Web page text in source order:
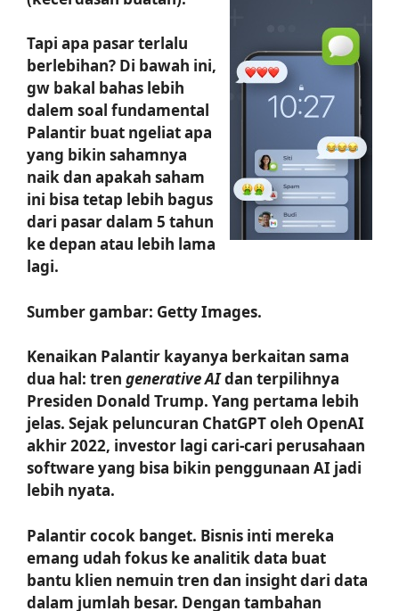
Tapi apa pasar terlalu
berlebihan? Di bawah ini,
gw bakal bahas lebih
dalem soal fundamental
Palantir buat ngeliat apa
yang bikin sahamnya
naik dan apakah saham
ini bisa tetap lebih bagus
dari pasar dalam 5 tahun
ke depan atau lebih lama
lagi.
Sumber gambar: Getty Images.
Kenaikan Palantir kayanya berkaitan sama
dua hal: tren generative AIdan terpilihnya
Presiden Donald Trump. Yang pertama lebih
jelas. Sejak peluncuran ChatGPT oleh OpenAI
akhir 2022, investor lagi cari-cari perusahaan
software yang bisa bikin penggunaan AI jadi
lebih nyata.
Palantir cocok banget. Bisnis inti mereka
emang udah fokus ke analitik data buat
bantu klien nemuin tren dan insight dari data
dalam jumlah besar. Dengan tambahan